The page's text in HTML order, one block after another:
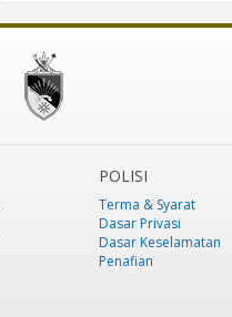
POLISI
Terma & Syarat
Dasar Privasi
Dasar Keselamatan
Penafian